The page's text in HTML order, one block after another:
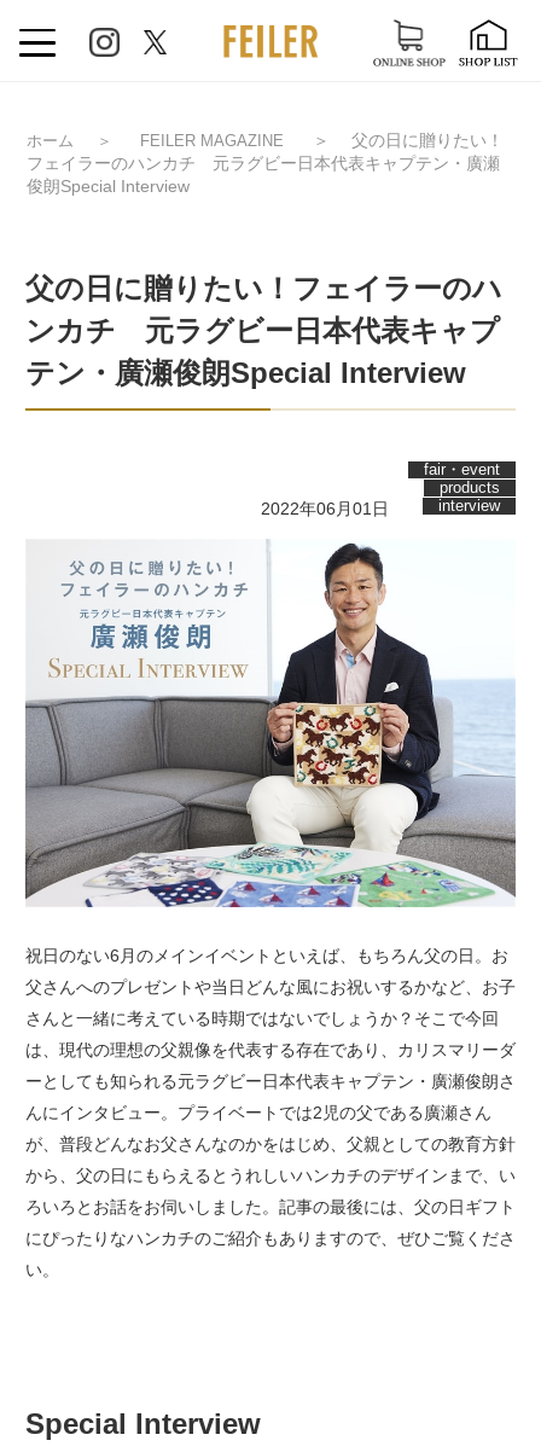
ホーム ＞ FEILER MAGAZINE ＞
父の日に贈りたい！
フェイラーのハンカチ 元ラグビー日本代表キャプテン・廣瀬
俊朗Special Interview
父の日に贈りたい！フェイラーのハ
ンカチ 元ラグビー日本代表キャプ
テン・廣瀬俊朗Special Interview
2022年06月01日
fair・event
products
interview
祝日のない6月のメインイベントといえば、もちろん父の日。お
父さんへのプレゼントや当日どんな風にお祝いするかなど、お子
さんと一緒に考えている時期ではないでしょうか？そこで今回
は、現代の理想の父親像を代表する存在であり、カリスマリーダ
ーとしても知られる元ラグビー日本代表キャプテン・廣瀬俊朗さ
んにインタビュー。プライベートでは2児の父である廣瀬さん
が、普段どんなお父さんなのかをはじめ、父親としての教育方針
から、父の日にもらえるとうれしいハンカチのデザインまで、い
ろいろとお話をお伺いしました。記事の最後には、父の日ギフト
にぴったりなハンカチのご紹介もありますので、ぜひご覧くださ
い。
Special Interview